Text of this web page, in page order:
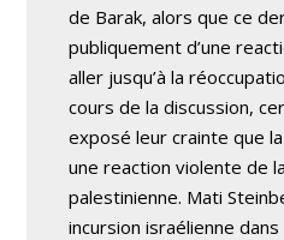
de Barak, alors que ce
publiquement d’une
aller jusqu’à la
cours de la discussion,
exposé leur crainte que
une reaction violente de
palestinienne. Mati
incursion israélienne